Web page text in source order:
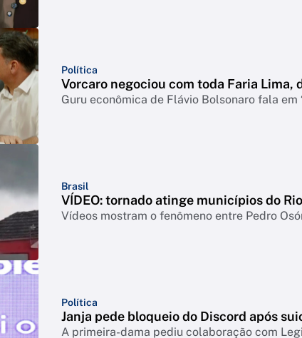
Política
Vorcaro negociou com toda Faria Lima,
Guru econômica de Flávio Bolsonaro fala
Brasil
VÍDEO: tornado atinge municípios do
Vídeos mostram o fenômeno entre Pedro
Política
Janja pede bloqueio do Discord após
A primeira-dama pediu colaboração com